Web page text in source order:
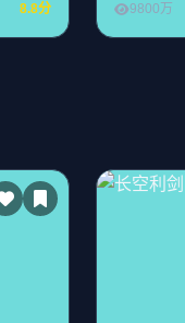
8.8分 9800万